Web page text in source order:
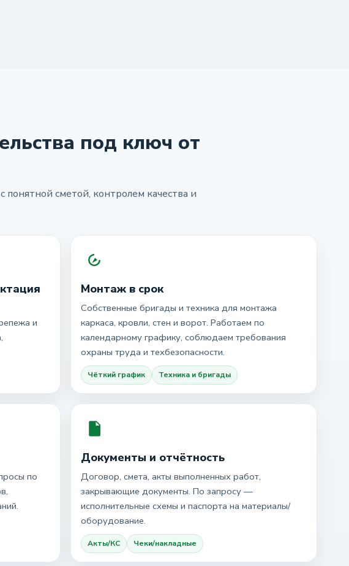
под ключ от
сметой, контролем качества и
и
Монтаж в срок
Собственные бригады и техника для монтажа
каркаса, кровли, стен и ворот. Работаем по
календарному графику, соблюдаем требования
охраны труда и техбезопасности.
Чёткий график Техника и бригады
по
Документы и отчётность
Договор, смета, акты выполненных работ,
закрывающие документы. По запросу —
исполнительные схемы и паспорта на материалы/
оборудование.
Акты/КС Чеки/накладные